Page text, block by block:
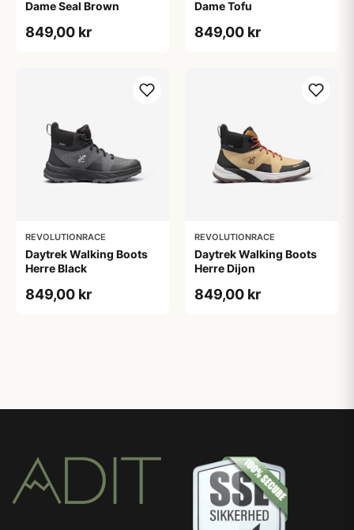
Dame Seal Brown
849,00 kr
Dame Tofu
849,00 kr
REVOLUTIONRACE
Daytrek Walking Boots
Herre Black
849,00 kr
REVOLUTIONRACE
Daytrek Walking Boots
Herre Dijon
849,00 kr